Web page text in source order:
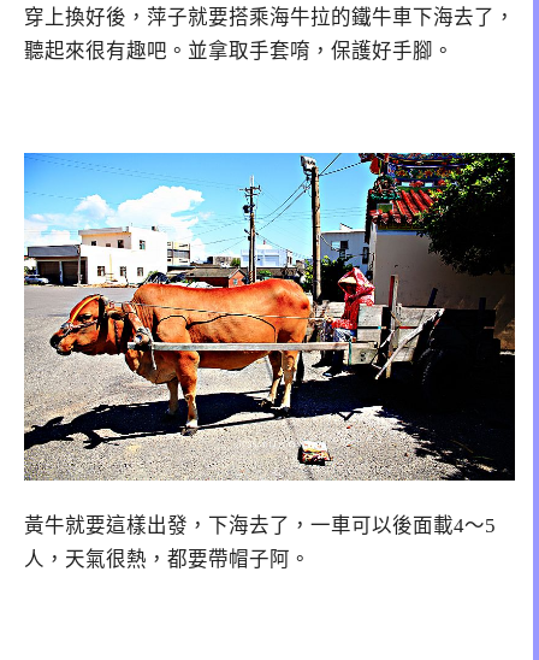
穿上換好後，萍子就要搭乘海牛拉的鐵牛車下海去了，
聽起來很有趣吧。並拿取手套唷，保護好手腳。
黃牛就要這樣出發，下海去了，一車可以後面載4～5
人，天氣很熱，都要帶帽子阿。